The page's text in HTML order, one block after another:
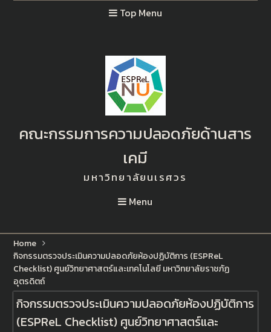
Top Menu
คณะกรรมการความปลอดภัยด้านสาร
เคมี
มหาวิทยาลัยนเรศวร
Menu
Home
กิจกรรมตรวจประเมินความปลอดภัยห้องปฏิบัติการ (ESPReL
Checklist) ศูนย์วิทยาศาสตร์และเทคโนโลยี มหาวิทยาลัยราชภัฏ
อุตรดิตถ์
กิจกรรมตรวจประเมินความปลอดภัยห้องปฏิบัติการ
(ESPReL Checklist) ศูนย์วิทยาศาสตร์และ